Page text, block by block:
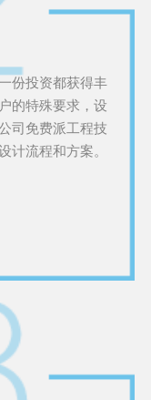
份投资都获得丰
的特殊要求，设
司免费派工程技
计流程和方案。